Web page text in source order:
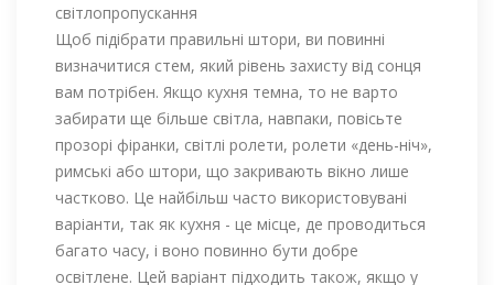
світлопропускання
Щоб підібрати правильні штори, ви повинні
визначитися стем, який рівень захисту від сонця
вам потрібен. Якщо кухня темна, то не варто
забирати ще більше світла, навпаки, повісьте
прозорі фіранки, світлі ролети, ролети «день-ніч»,
римські або штори, що закривають вікно лише
частково. Це найбільш часто використовувані
варіанти, так як кухня - це місце, де проводиться
багато часу, і воно повинно бути добре
освітлене. Цей варіант підходить також, якщо у